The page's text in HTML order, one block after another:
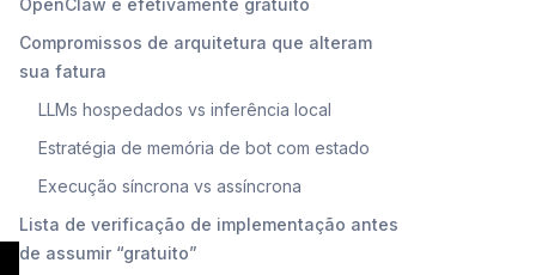
Compromissos de arquitetura que alteram
sua fatura
LLMs hospedados vs inferência local
Estratégia de memória de bot com estado
Execução síncrona vs assíncrona
Lista de verificação de implementação antes
de assumir “gratuito”